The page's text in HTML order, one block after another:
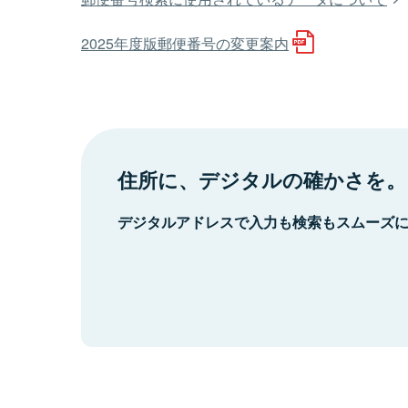
2025年度版郵便番号の変更案内
住所に、デジタルの確かさを。
デジタルアドレスで入力も検索もスムーズ